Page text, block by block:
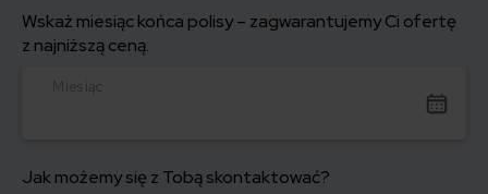
Wskaż miesiąc końca polisy – zagwarantujemy Ci ofertę
z najniższą ceną.
Miesiąc
Jak możemy się z Tobą skontaktować?